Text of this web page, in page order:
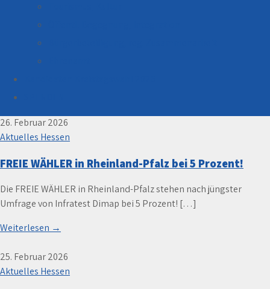
Monat:
26. Februar 2026
Aktuelles Hessen
FREIE WÄHLER in Rheinland-Pfalz bei 5 Prozent!
Die FREIE WÄHLER in Rheinland-Pfalz stehen nach jüngster
Umfrage von Infratest Dimap bei 5 Prozent! […]
Weiterlesen →
25. Februar 2026
Aktuelles Hessen